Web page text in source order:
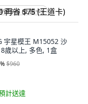
省 $75 (王道卡)
宇星模王 M15052 沙
歲以上, 多色, 1盒
%$960
計送達